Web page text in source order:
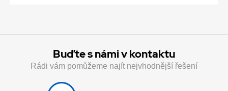
Buďte s námi v kontaktu
Rádi vám pomůžeme najít nejvhodnější řešení